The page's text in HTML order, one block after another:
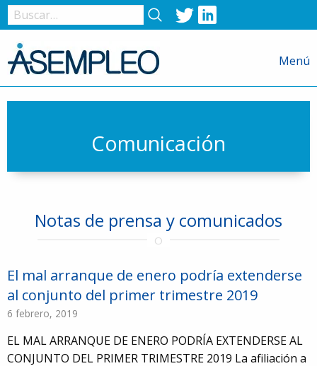
Twitter
de
usuario
o
correo
Contraseña
Menú
Comunicación
Notas de prensa y comunicados
El mal arranque de enero podría extenderse
al conjunto del primer trimestre 2019
6 febrero, 2019
EL MAL ARRANQUE DE ENERO PODRÍA EXTENDERSE AL
CONJUNTO DEL PRIMER TRIMESTRE 2019 La afiliación a